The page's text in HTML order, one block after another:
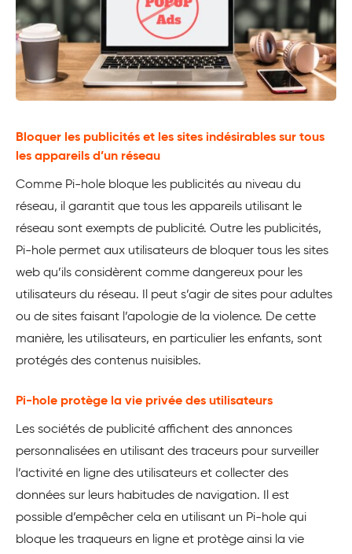
Bloquer les publicités et les sites indésirables sur tous
les appareils d’un réseau
Comme Pi-hole bloque les publicités au niveau du
réseau, il garantit que tous les appareils utilisant le
réseau sont exempts de publicité. Outre les publicités,
Pi-hole permet aux utilisateurs de bloquer tous les sites
web qu’ils considèrent comme dangereux pour les
utilisateurs du réseau. Il peut s’agir de sites pour adultes
ou de sites faisant l’apologie de la violence. De cette
manière, les utilisateurs, en particulier les enfants, sont
protégés des contenus nuisibles.
Pi-hole protège la vie privée des utilisateurs
Les sociétés de publicité affichent des annonces
personnalisées en utilisant des traceurs pour surveiller
l’activité en ligne des utilisateurs et collecter des
données sur leurs habitudes de navigation. Il est
possible d’empêcher cela en utilisant un Pi-hole qui
bloque les traqueurs en ligne et protège ainsi la vie